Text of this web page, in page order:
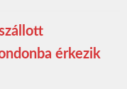
érkezik